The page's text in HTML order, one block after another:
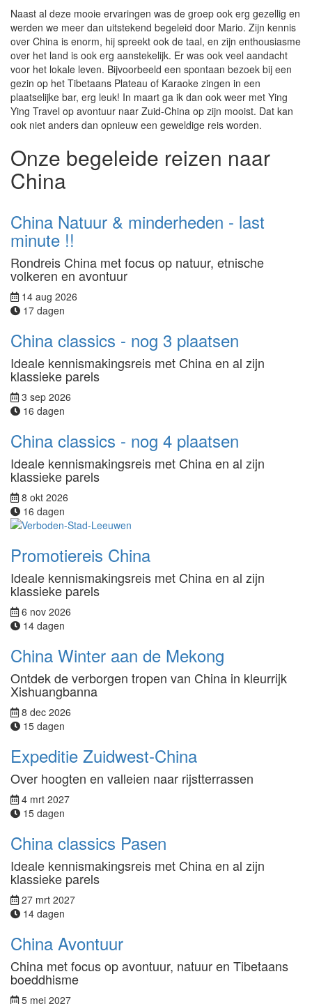
Naast al deze mooie ervaringen was de groep ook erg gezellig en
werden we meer dan uitstekend begeleid door Mario. Zijn kennis
over China is enorm, hij spreekt ook de taal, en zijn enthousiasme
over het land is ook erg aanstekelijk. Er was ook veel aandacht
voor het lokale leven. Bijvoorbeeld een spontaan bezoek bij een
gezin op het Tibetaans Plateau of Karaoke zingen in een
plaatselijke bar, erg leuk! In maart ga ik dan ook weer met Ying
Ying Travel op avontuur naar Zuid-China op zijn mooist. Dat kan
ook niet anders dan opnieuw een geweldige reis worden.
Onze begeleide reizen naar
China
China Natuur & minderheden - last
minute !!
Rondreis China met focus op natuur, etnische
volkeren en avontuur
14 aug 2026
17 dagen
China classics - nog 3 plaatsen
Ideale kennismakingsreis met China en al zijn
klassieke parels
3 sep 2026
16 dagen
China classics - nog 4 plaatsen
Ideale kennismakingsreis met China en al zijn
klassieke parels
8 okt 2026
16 dagen
Promotiereis China
Ideale kennismakingsreis met China en al zijn
klassieke parels
6 nov 2026
14 dagen
China Winter aan de Mekong
Ontdek de verborgen tropen van China in kleurrijk
Xishuangbanna
8 dec 2026
15 dagen
Expeditie Zuidwest-China
Over hoogten en valleien naar rijstterrassen
4 mrt 2027
15 dagen
China classics Pasen
Ideale kennismakingsreis met China en al zijn
klassieke parels
27 mrt 2027
14 dagen
China Avontuur
China met focus op avontuur, natuur en Tibetaans
boeddhisme
5 mei 2027